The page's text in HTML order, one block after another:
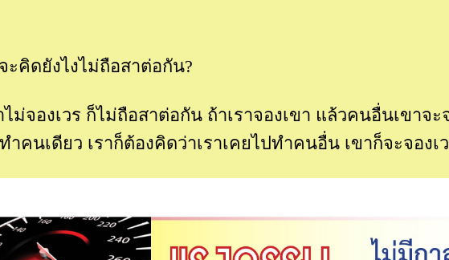
คิดยังไงไม่ถือสาต่อกัน?
ม่จองเวร ก็ไม่ถือสาต่อกัน ถ้าเราจองเขา แล้วคนอื่นเขาจะ
ำคนเดียว เราก็ต้องคิดว่าเราเคยไปทำคนอื่น เขาก็จะจองเ